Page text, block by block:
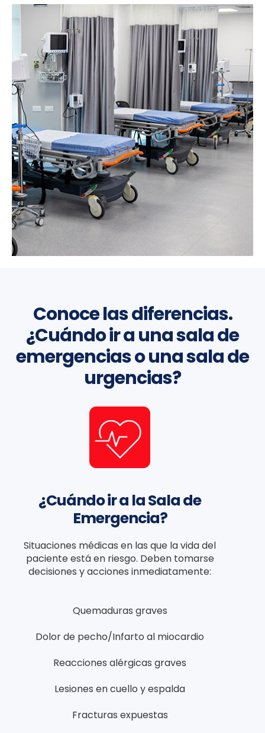
Conoce las diferencias.
¿Cuándo ir a una sala de
emergencias o una sala de
urgencias?
¿Cuándo ir a la Sala de
Emergencia?
Situaciones médicas en las que la vida del
paciente está en riesgo. Deben tomarse
decisiones y acciones inmediatamente:
Quemaduras graves
Dolor de pecho/Infarto al miocardio
Reacciones alérgicas graves
Lesiones en cuello y espalda
Fracturas expuestas